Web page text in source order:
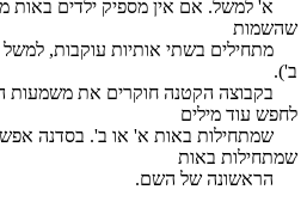
א' למשל. אם אין מספיק ילדים באות
שהשמות
מתחילים בשתי אותיות עוקבות,
ב').
בקבוצה הקטנה חוקרים את משמעות
לחפש עוד מילים
שמתחילות באות א' או ב'. בסדנה
שמתחילות באות
הראשונה של השם.